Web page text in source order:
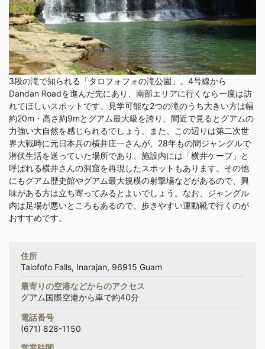
3段の滝で知られる「タロフォフォの滝公園」。4号線から
Dandan Roadを進んだ先にあり、南部エリアに行くなら一度は訪
れてほしいスポットです。見学可能な2つの滝のうち大きい方は幅
約20m・高さ約9mとグアム最大級を誇り、間近で見るとグアムの
力強い大自然を感じられるでしょう。また、この辺りは第二次世
界大戦時に元日本兵の横井庄一さんが、28年もの間ジャングルで
潜伏生活を送っていた場所であり、施設内には「横井ケーブ」と
呼ばれる横井さんの洞窟を再現したスポットもあります。その他
にもグアム歴史館やグアム最大規模の射撃場などがあるので、興
味がある方は立ち寄ってみるとよいでしょう。なお、ジャングル
内は足場が悪いところもあるので、歩きやすい運動靴で行くのが
おすすめです。
住所
Talofofo Falls, Inarajan, 96915 Guam
最寄りの空港などからのアクセス
グアム国際空港から車で約40分
電話番号
(671) 828-1150